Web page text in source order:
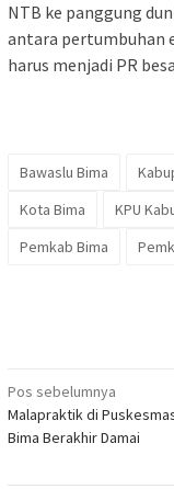
NTB ke panggung
antara pertumbuhan
harus menjadi PR
Bawaslu Bima
Kota Bima
KPU
Pemkab Bima
Navigasi
pos
Pos sebelumnya
Malapraktik di
Bima Berakhir Damai